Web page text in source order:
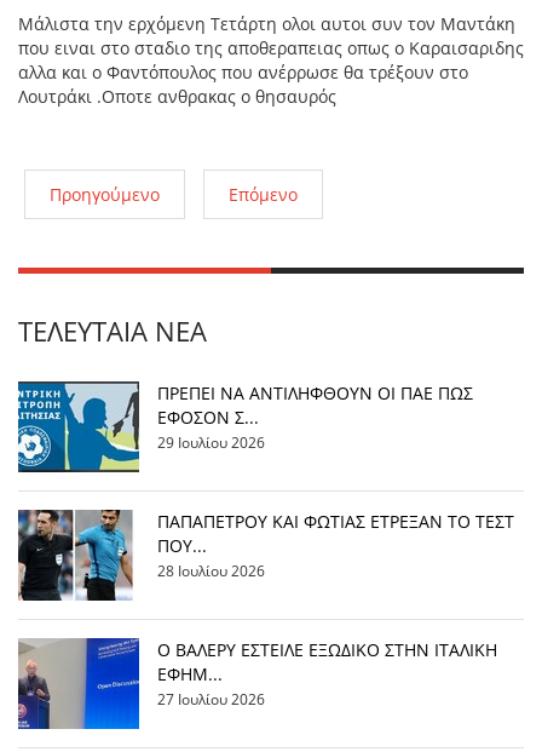
Μάλιστα την ερχόμενη Τετάρτη ολοι αυτοι συν τον Μαντάκη
που ειναι στο σταδιο της αποθεραπειας οπως ο Καραισαριδης
αλλα και ο Φαντόπουλος που ανέρρωσε θα τρέξουν στο
Λουτράκι .Οποτε ανθρακας ο θησαυρός
Προηγούμενο Επόμενο
ΤΕΛΕΥΤΑΊΑ ΝΈΑ
ΠΡΕΠΕΙ ΝΑ ΑΝΤΙΛΗΦΘΟΥΝ ΟΙ ΠΑΕ ΠΩΣ
ΕΦΟΣΟΝ Σ...
29 Ιουλίου 2026
ΠΑΠΑΠΕΤΡΟΥ ΚΑΙ ΦΩΤΙΑΣ ΕΤΡΕΞΑΝ ΤΟ ΤΕΣΤ
ΠΟΥ...
28 Ιουλίου 2026
Ο ΒΑΛΕΡΥ ΕΣΤΕΙΛΕ ΕΞΩΔΙΚΟ ΣΤΗΝ ΙΤΑΛΙΚΗ
ΕΦΗΜ...
27 Ιουλίου 2026